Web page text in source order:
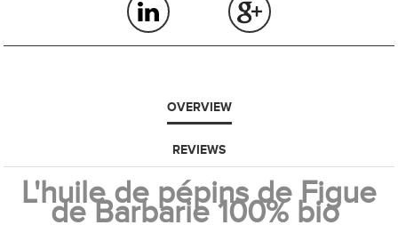
OVERVIEW
REVIEWS
L'huile de pépins de Figue
de Barbarie 100% bio